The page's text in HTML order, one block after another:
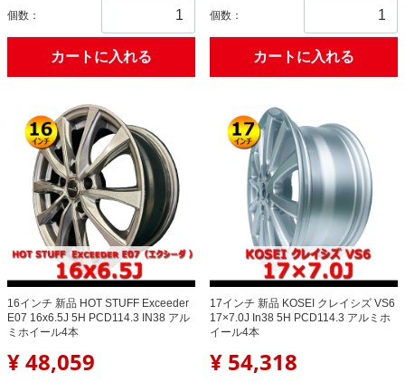
個数：
カートに入れる
個数：
カートに入れる
16インチ 新品 HOT STUFF Exceeder
E07 16x6.5J 5H PCD114.3 IN38 アル
ミホイール4本
¥ 48,059
17インチ 新品 KOSEI クレイシズ VS6
17×7.0J In38 5H PCD114.3 アルミホ
イール4本
¥ 54,318